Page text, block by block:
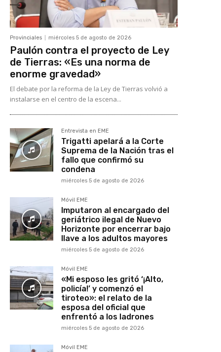
Provinciales miércoles 5 de agosto de 2026
Paulón contra el proyecto de Ley
de Tierras: «Es una norma de
enorme gravedad»
El debate por la reforma de la Ley de Tierras volvió a
instalarse en el centro de la escena...
Entrevista en EME
Trigatti apelará a la Corte
Suprema de la Nación tras el
fallo que confirmó su
condena
miércoles 5 de agosto de 2026
Móvil EME
Imputaron al encargado del
geriátrico ilegal de Nuevo
Horizonte por encerrar bajo
llave a los adultos mayores
miércoles 5 de agosto de 2026
Móvil EME
«Mi esposo les gritó ‘¡Alto,
policía!’ y comenzó el
tiroteo»: el relato de la
esposa del oficial que
enfrentó a los ladrones
miércoles 5 de agosto de 2026
Móvil EME